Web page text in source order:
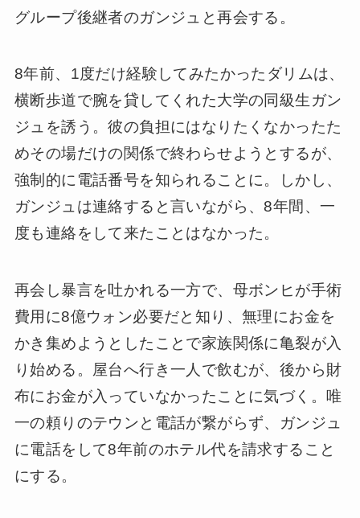
グループ後継者のガンジュと再会する。
8年前、1度だけ経験してみたかったダリムは、
横断歩道で腕を貸してくれた大学の同級生ガン
ジュを誘う。彼の負担にはなりたくなかったた
めその場だけの関係で終わらせようとするが、
強制的に電話番号を知られることに。しかし、
ガンジュは連絡すると言いながら、8年間、一
度も連絡をして来たことはなかった。
再会し暴言を吐かれる一方で、母ボンヒが手術
費用に8億ウォン必要だと知り、無理にお金を
かき集めようとしたことで家族関係に亀裂が入
り始める。屋台へ行き一人で飲むが、後から財
布にお金が入っていなかったことに気づく。唯
一の頼りのテウンと電話が繋がらず、ガンジュ
に電話をして8年前のホテル代を請求すること
にする。